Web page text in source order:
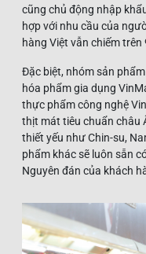
cũng chủ động nhập
hợp với nhu cầu của
hàng Việt vẫn chiếm trên
Đặc biệt, nhóm sản
hóa phẩm gia dụng
thực phẩm công nghệ
thịt mát tiêu chuẩn châu
thiết yếu như Chin-su,
phẩm khác sẽ luôn sẵn
Nguyên đán của khách